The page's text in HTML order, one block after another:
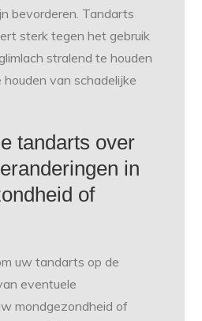
bevorderen. Tandarts
sterk tegen het gebruik
stralend te houden
van schadelijke
tandarts over
in
of
uw tandarts op de
eventuele
mondgezondheid of